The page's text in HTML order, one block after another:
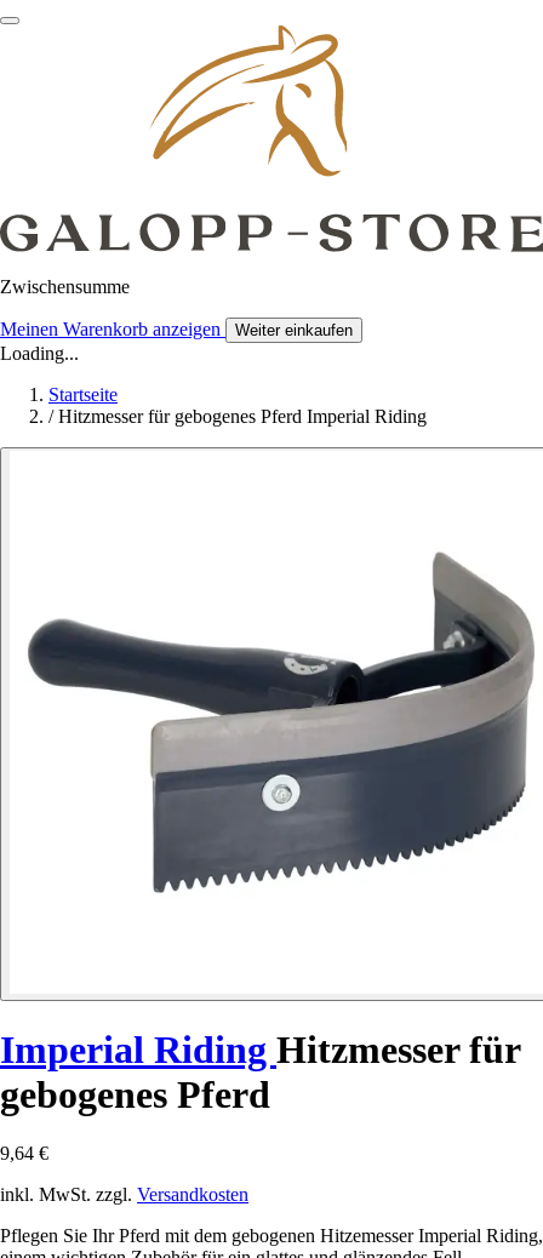
Zwischensumme
Meinen Warenkorb anzeigen Weiter einkaufen
Loading...
Startseite
/ Hitzmesser für gebogenes Pferd Imperial Riding
Imperial Riding Hitzmesser für
gebogenes Pferd
9,64 €
inkl. MwSt. zzgl. Versandkosten
Pflegen Sie Ihr Pferd mit dem gebogenen Hitzemesser Imperial Riding,